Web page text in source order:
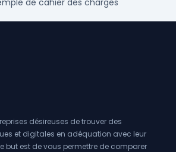
de cahier des charges
désireuses de trouver des
et digitales en adéquation avec leur
but est de vous permettre de comparer